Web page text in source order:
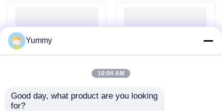
Kit de purificação de
Kit de extracção de
Yummy
10:04 AM
Good day, what product are you looking
for?